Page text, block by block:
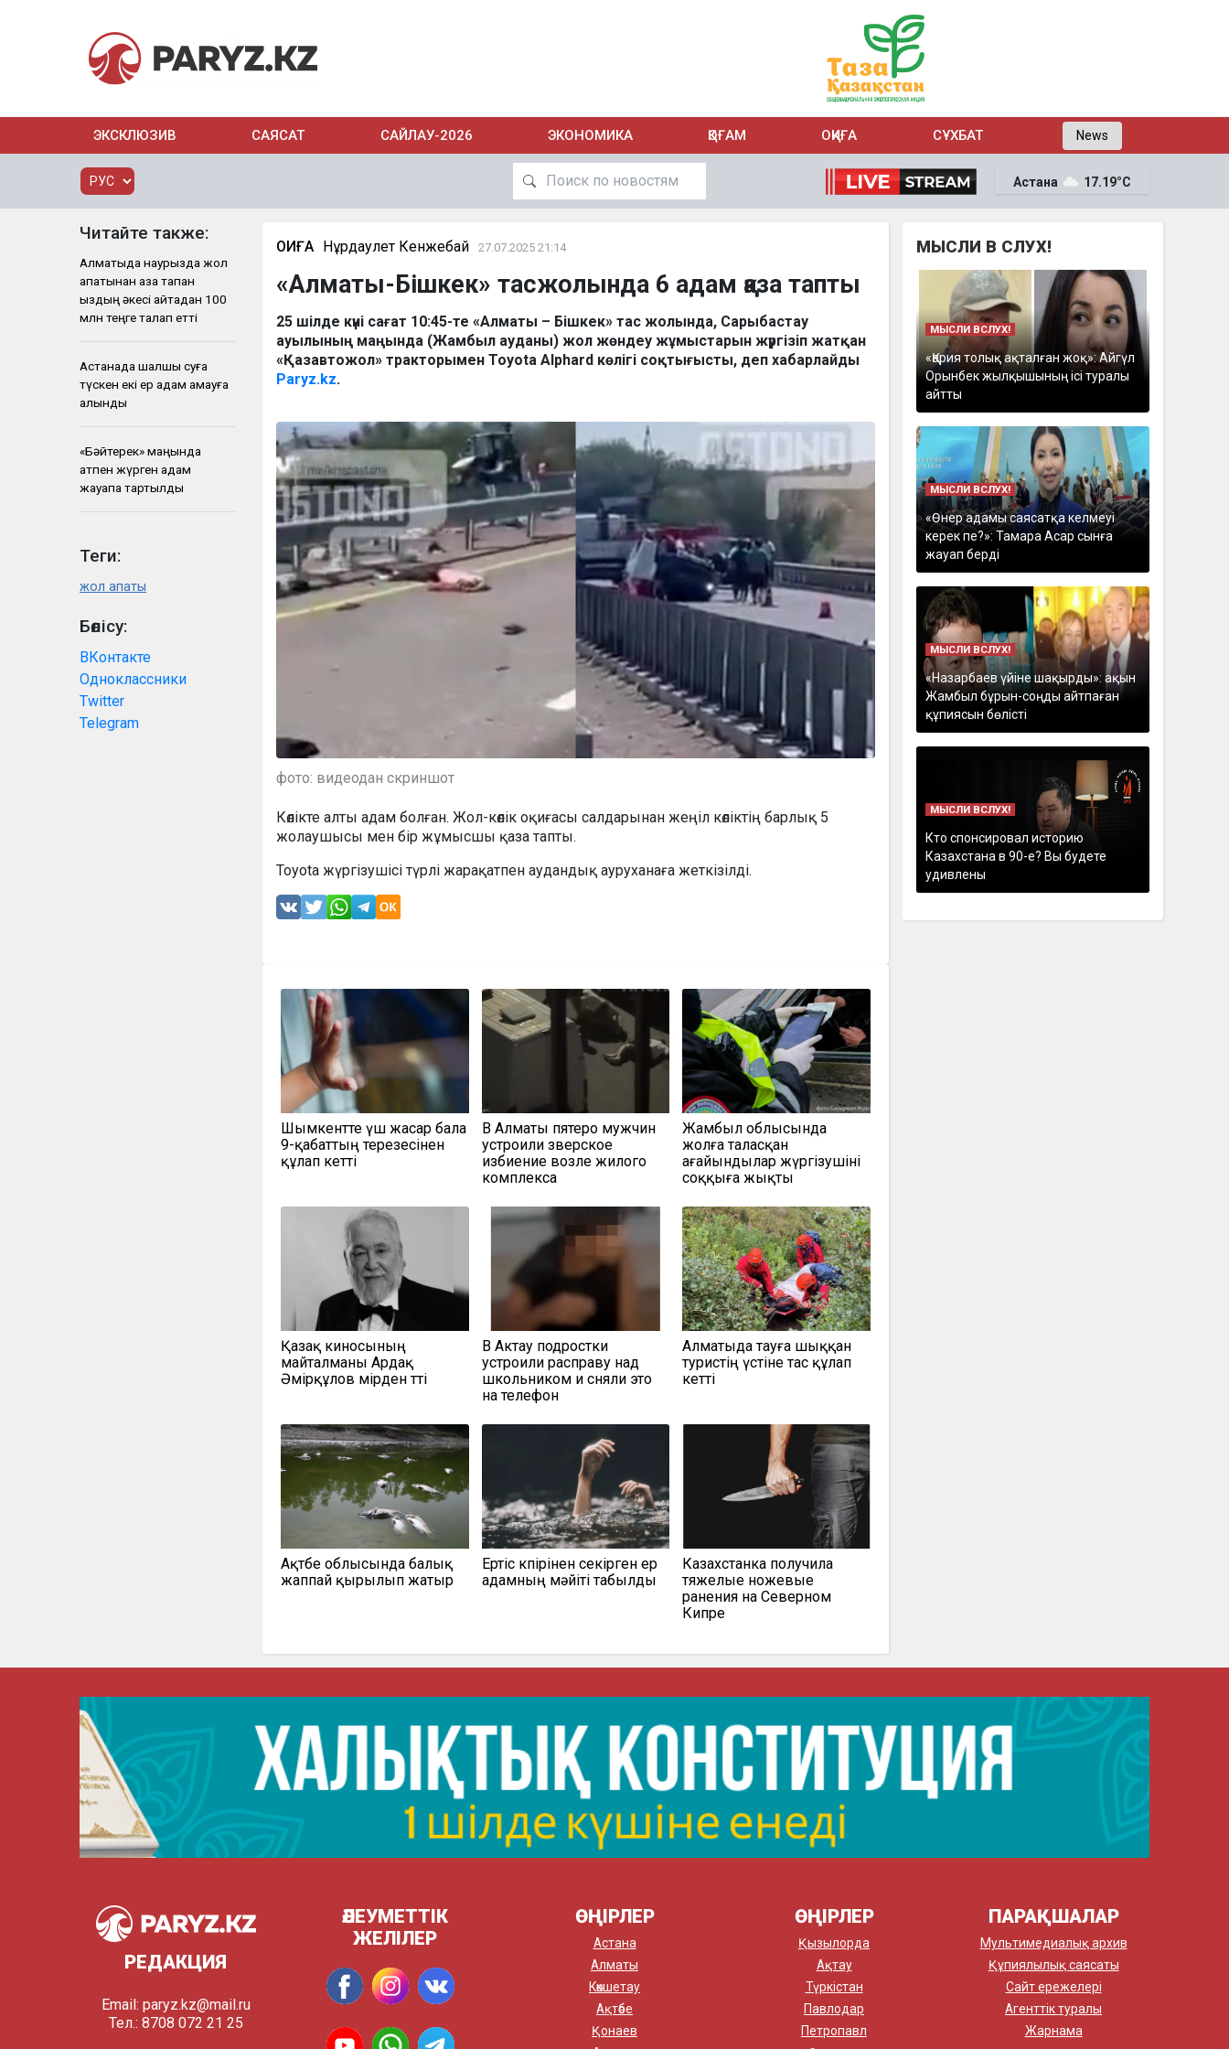
ЭКСКЛЮЗИВ САЯСАТ САЙЛАУ-2026 ЭКОНОМИКА ҚОҒАМ ОҚИҒА СҰХБАТ News
Астана 17.19°C
Читайте также:
Алматыда наурызда жол
апатынан қаза тапқан
қыздың әкесі қайтадан 100
млн теңге талап етті
Астанада шалшық суға
түскен екі ер адам қамауға
алынды
«Бәйтерек» маңында
атпен жүрген адам
жауапқа тартылды
Теги:
жол апаты
Бөлісу:
ВКонтакте
Одноклассники
Twitter
Telegram
ОҚИҒА Нұрдаулет Кенжебай 27.07.2025 21:14
«Алматы-Бішкек» тасжолында 6 адам қаза тапты
25 шілде күні сағат 10:45-те «Алматы – Бішкек» тас жолында, Сарыбастау
ауылының маңында (Жамбыл ауданы) жол жөндеу жұмыстарын жүргізіп жатқан
«Қазавтожол» тракторымен Toyota Alphard көлігі соқтығысты, деп хабарлайды
Paryz.kz.
фото: видеодан скриншот
Көлікте алты адам болған. Жол-көлік оқиғасы салдарынан жеңіл көліктің барлық 5
жолаушысы мен бір жұмысшы қаза тапты.
Toyota жүргізушісі түрлі жарақатпен аудандық ауруханаға жеткізілді.
Шымкентте үш жасар бала
9-қабаттың терезесінен
құлап кетті
В Алматы пятеро мужчин
устроили зверское
избиение возле жилого
комплекса
Жамбыл облысында
жолға таласқан
ағайындылар жүргізушіні
соққыға жықты
Қазақ киносының
майталманы Ардақ
Әмірқұлов өмірден өтті
В Актау подростки
устроили расправу над
школьником и сняли это
на телефон
Алматыда тауға шыққан
туристің үстіне тас құлап
кетті
Ақтөбе облысында балық
жаппай қырылып жатыр
Ертіс көпірінен секірген ер
адамның мәйіті табылды
Казахстанка получила
тяжелые ножевые
ранения на Северном
Кипре
МЫСЛИ В СЛУХ!
МЫСЛИ ВСЛУХ!
«Қария толық ақталған жоқ»: Айгүл
Орынбек жылқышының ісі туралы
айтты
МЫСЛИ ВСЛУХ!
«Өнер адамы саясатқа келмеуі
керек пе?»: Тамара Асар сынға
жауап берді
МЫСЛИ ВСЛУХ!
«Назарбаев үйіне шақырды»: ақын
Жамбыл бұрын-соңды айтпаған
құпиясын бөлісті
МЫСЛИ ВСЛУХ!
Кто спонсировал историю
Казахстана в 90-е? Вы будете
удивлены
РЕДАКЦИЯ
Email: paryz.kz@mail.ru
Тел.: 8708 072 21 25
ӘЛЕУМЕТТІК
ЖЕЛІЛЕР
ӨҢІРЛЕР
Астана
Алматы
Көкшетау
Ақтөбе
Қонаев
ӨҢІРЛЕР
Қызылорда
Ақтау
Түркістан
Павлодар
Петропавл
ПАРАҚШАЛАР
Мультимедиалық архив
Құпиялылық саясаты
Сайт ережелері
Агенттік туралы
Жарнама